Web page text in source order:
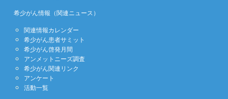
希少がん情報（関連ニュース）
関連情報カレンダー
希少がん患者サミット
希少がん啓発月間
アンメットニーズ調査
希少がん関連リンク
アンケート
活動一覧